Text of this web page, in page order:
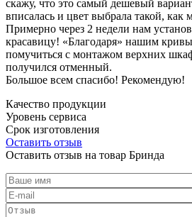
скажу, что это самый дешевый
вписалась и цвет выбрала такой, как
Примерно через 2 недели нам
красавицу! «Благодаря» нашим
помучиться с монтажом верхних
получился отменный.
Большое всем спасибо! Рекомендую!
Качество продукции
Уровень сервиса
Срок изготовления
Оставить отзыв
Оставить отзыв на товар Бринда